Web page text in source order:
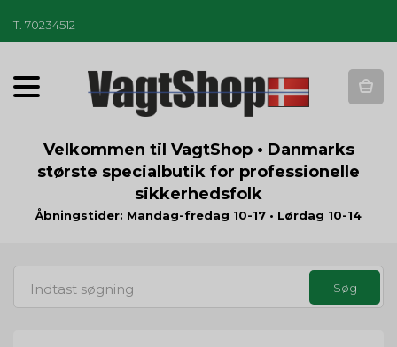
T 70234512
T
o
g
a
t
Velkommen til VagtShop • Danmarks
største specialbutik for professionelle
sikkerhedsfolk
Åbningstider: Mandag-fredag 10-17 • Lørdag 10-14